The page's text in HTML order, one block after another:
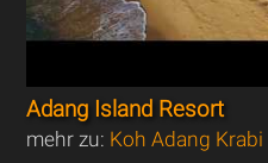
Adang Island Resort
mehr zu: Koh Adang Krabi